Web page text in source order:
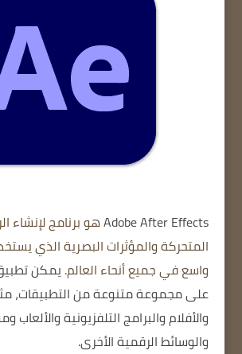
Adobe After Effectsهو برنامج لإنشاء
المتحركة والمؤثرات البصرية الذي
واسع في جميع أنحاء العالم.يمكن
على مجموعة متنوعة من التطبيقات،
والأفلام والبرامج التلفزيونية والألعاب
والوسائط الرقمية الأخرى.